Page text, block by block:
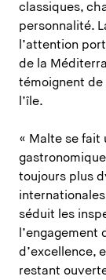
classiques,
personnalité.
l’attention
de la
témoignent de
l’île.
« Malte se fait
toujours plus
séduit les
d’excellence,
restant